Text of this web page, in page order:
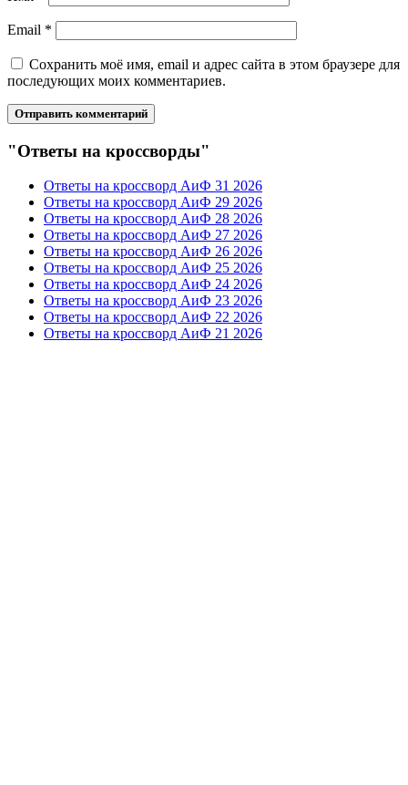
Email *
Сохранить моё имя, email и адрес сайта в этом браузере для
последующих моих комментариев.
"Ответы на кроссворды"
Ответы на кроссворд АиФ 31 2026
Ответы на кроссворд АиФ 29 2026
Ответы на кроссворд АиФ 28 2026
Ответы на кроссворд АиФ 27 2026
Ответы на кроссворд АиФ 26 2026
Ответы на кроссворд АиФ 25 2026
Ответы на кроссворд АиФ 24 2026
Ответы на кроссворд АиФ 23 2026
Ответы на кроссворд АиФ 22 2026
Ответы на кроссворд АиФ 21 2026